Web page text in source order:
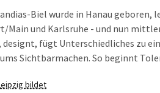
Biel wurde in Hanau geboren,
Main und Karlsruhe - und nun
fügt Unterschiedliches zu
Sichtbarmachen. So beginnt
bildet